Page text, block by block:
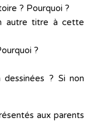
? Pourquoi ?
autre titre à cette
?
? Si non
aux parents